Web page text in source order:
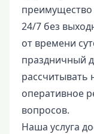
24/7 без
от времени
праздничный
рассчитывать
оперативное
вопросов.
Наша услуга